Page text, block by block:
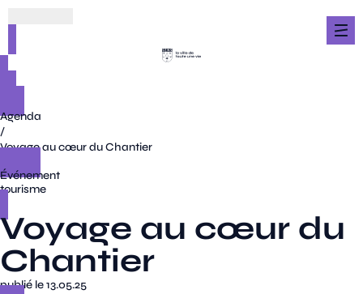
Agenda
/
Voyage au cœur du Chantier
Événement
tourisme
Voyage au cœur du
Chantier
publié le 13.05.25